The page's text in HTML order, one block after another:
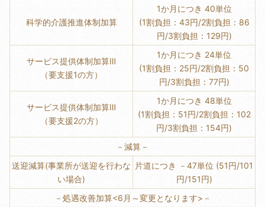
科学的介護推進体制加算
1か月につき 40単位
(1割負担：43円/2割負担：86
円/3割負担：129円)
サービス提供体制加算Ⅲ
（要支援1の方）
1か月につき 24単位
(1割負担：25円/2割負担：50
円/3割負担：77円)
サービス提供体制加算Ⅲ
（要支援2の方）
1か月につき 48単位
(1割負担：51円/2割負担：102
円/3割負担：154円)
－減算－
送迎減算(事業所が送迎を行わな
い場合)
片道につき －47単位 (51円/101
円/151円)
－処遇改善加算<6月～変更となります>－